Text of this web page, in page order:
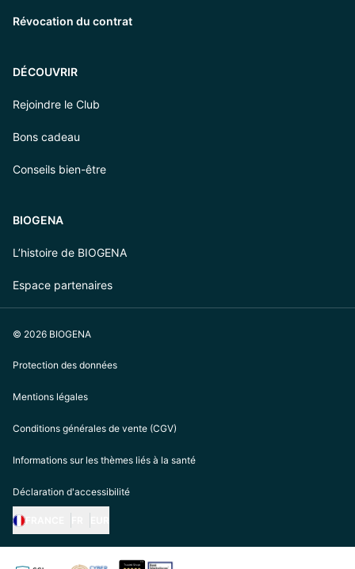
Révocation du contrat
DÉCOUVRIR
Rejoindre le Club
Bons cadeau
Conseils bien-être
BIOGENA
L’histoire de BIOGENA
Espace partenaires
© 2026 BIOGENA
Protection des données
Mentions légales
Conditions générales de vente (CGV)
Informations sur les thèmes liés à la santé
Déclaration d'accessibilité
https://biogena.com/de-at
https://biogena.com/de-de